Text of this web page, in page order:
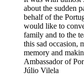
about the sudden
behalf of the
would like to
family and to the
this sad occasion,
memory and
Ambassador of
Júlio Vilela